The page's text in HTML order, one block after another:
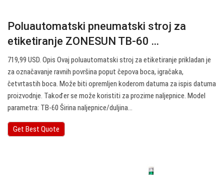
Poluautomatski pneumatski stroj za
etiketiranje ZONESUN TB-60 ...
719,99 USD. Opis Ovaj poluautomatski stroj za etiketiranje prikladan je
za označavanje ravnih površina poput čepova boca, igračaka,
četvrtastih boca. Može biti opremljen koderom datuma za ispis datuma
proizvodnje. Također se može koristiti za prozirne naljepnice. Model
parametra: TB-60 Širina naljepnice/duljina…
Get Best Quote